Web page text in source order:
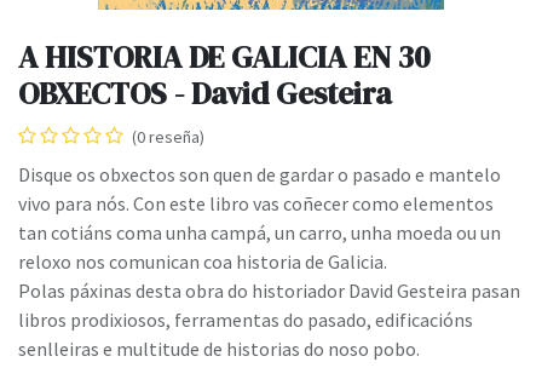
A HISTORIA DE GALICIA EN 30
OBXECTOS - David Gesteira
(0 reseña)
Disque os obxectos son quen de gardar o pasado e mantelo
vivo para nós. Con este libro vas coñecer como elementos
tan cotiáns coma unha campá, un carro, unha moeda ou un
reloxo nos comunican coa historia de Galicia.
Polas páxinas desta obra do historiador David Gesteira pasan
libros prodixiosos, ferramentas do pasado, edificacións
senlleiras e multitude de historias do noso pobo.